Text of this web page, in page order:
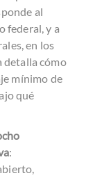
al
federal, y a
en los
detalla cómo
mínimo de
qué
: